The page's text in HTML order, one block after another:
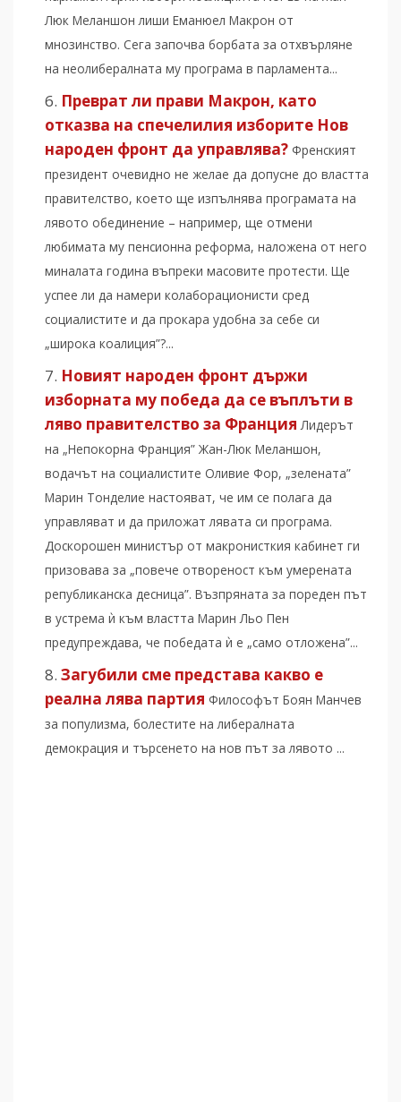
Люк Меланшон лиши Еманюел Макрон от
мнозинство. Сега започва борбата за отхвърляне
на неолибералната му програма в парламента...
Преврат ли прави Макрон, като
отказва на спечелилия изборите Нов
народен фронт да управлява? Френският
президент очевидно не желае да допусне до властта
правителство, което ще изпълнява програмата на
лявото обединение – например, ще отмени
любимата му пенсионна реформа, наложена от него
миналата година въпреки масовите протести. Ще
успее ли да намери колаборационисти сред
социалистите и да прокара удобна за себе си
„широка коалиция”?...
Новият народен фронт държи
изборната му победа да се въплъти в
ляво правителство за Франция Лидерът
на „Непокорна Франция” Жан-Люк Меланшон,
водачът на социалистите Оливие Фор, „зелената”
Марин Тонделие настояват, че им се полага да
управляват и да приложат лявата си програма.
Доскорошен министър от макронисткия кабинет ги
призовава за „повече отвореност към умерената
републиканска десница”. Възпряната за пореден път
в устрема ѝ към властта Марин Льо Пен
предупреждава, че победата ѝ е „само отложена”...
Загубили сме представа какво е
реална лява партия Философът Боян Манчев
за популизма, болестите на либералната
демокрация и търсенето на нов път за лявото ...